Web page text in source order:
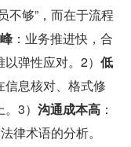
不够”，而在于流程
：业务推进快，合
弹性应对。2） 低
信息核对、格式修
3） 沟通成本高 ：
律术语的分析。